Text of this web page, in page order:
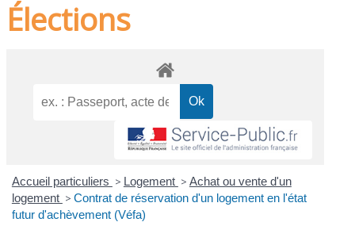
Élections
Accueil particuliers > Logement > Achat ou vente d'un
logement > Contrat de réservation d'un logement en l'état
futur d'achèvement (Véfa)